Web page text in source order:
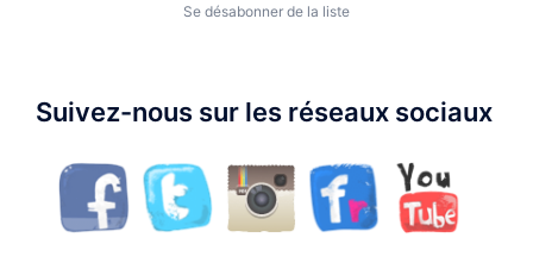
Se désabonner de la liste
Suivez-nous sur les réseaux sociaux